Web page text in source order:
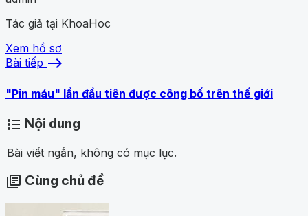
Tác giả tại KhoaHoc
Xem hồ sơ
Bài tiếp east
"Pin máu" lần đầu tiên được công bố trên thế giới
format_list_bulleted Nội dung
Bài viết ngắn, không có mục lục.
library_books Cùng chủ đề